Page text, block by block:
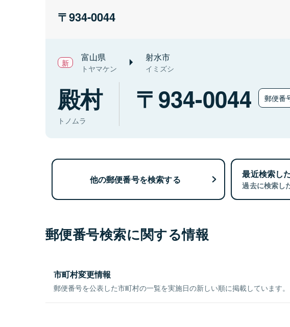
934-0044
富山県
トヤマケン
射水市
イミズシ
殿村
トノムラ
934-0044 郵便番
他の郵便番号を検索する 最近検索し
過去に検索し
郵便番号検索に関する情報
市町村変更情報
郵便番号を公表した市町村の一覧を実施日の新しい順に掲載しています。